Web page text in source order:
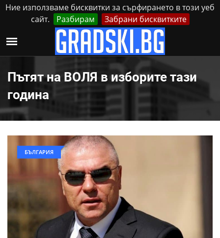
Ние използваме бисквитки за сърфирането в този уеб
сайт.
Разбирам Забрани бисквитките
Четвъртък, 6 Август, 2026 Реклама Контакти
Пътят на ВОЛЯ в изборите тази
година
БЪЛГАРИЯ